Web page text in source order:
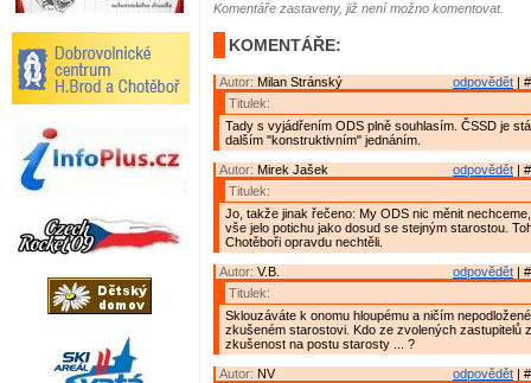
Komentáře zastaveny, již není možno komentovat.
KOMENTÁŘE:
odpovědět |
Autor: Milan Stránský
Titulek:
Tady s vyjádřením ODS plně souhlasím. ČSSD je
dalším "konstruktivním" jednáním.
odpovědět |
Autor: Mirek Jašek
Titulek:
Jo, takže jinak řečeno: My ODS nic měnit
vše jelo potichu jako dosud se stejným starostou.
Chotěboři opravdu nechtěli.
odpovědět |
Autor: V.B.
Titulek:
Sklouzáváte k onomu hloupému a ničím
zkušeném starostovi. Kdo ze zvolených zastupitelů
zkušenost na postu starosty ... ?
odpovědět |
Autor: NV